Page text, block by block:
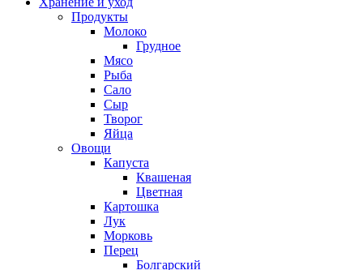
Продукты
Молоко
Грудное
Мясо
Рыба
Сало
Сыр
Творог
Яйца
Овощи
Капуста
Квашеная
Цветная
Картошка
Лук
Морковь
Перец
Болгарский